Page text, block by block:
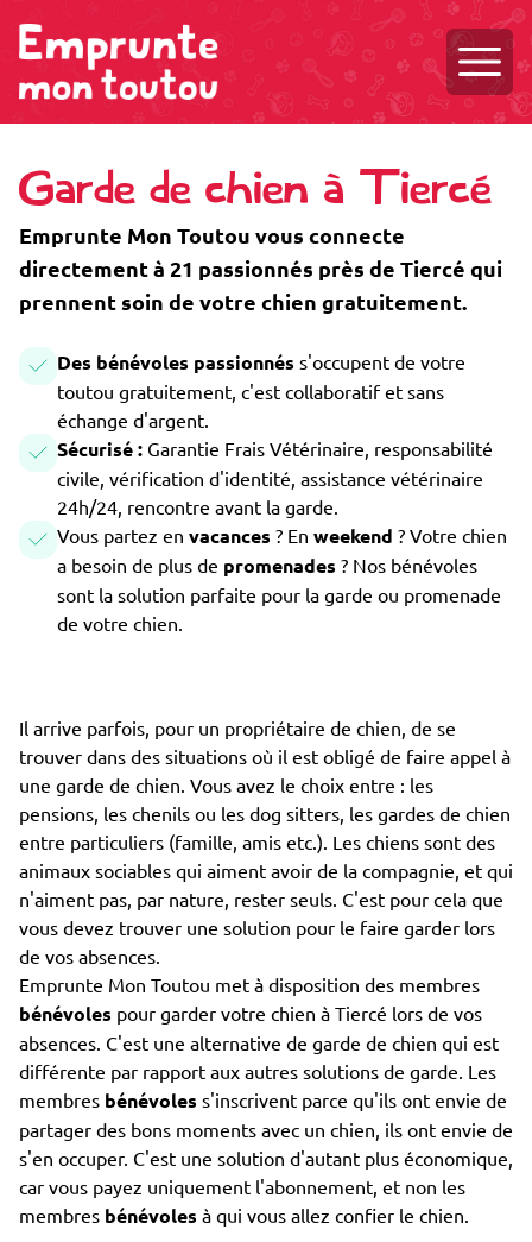
Garde de chien à Tiercé
Emprunte Mon Toutou vous connecte
directement à 21 passionnés près de Tiercé qui
prennent soin de votre chien gratuitement.
Des bénévoles passionnés s'occupent de votre
toutou gratuitement, c'est collaboratif et sans
échange d'argent.
Sécurisé : Garantie Frais Vétérinaire, responsabilité
civile, vérification d'identité, assistance vétérinaire
24h/24, rencontre avant la garde.
Vous partez en vacances ? En weekend ? Votre chien
a besoin de plus de promenades ? Nos bénévoles
sont la solution parfaite pour la garde ou promenade
de votre chien.
Il arrive parfois, pour un propriétaire de chien, de se
trouver dans des situations où il est obligé de faire appel à
une garde de chien. Vous avez le choix entre : les
pensions, les chenils ou les dog sitters, les gardes de chien
entre particuliers (famille, amis etc.). Les chiens sont des
animaux sociables qui aiment avoir de la compagnie, et qui
n'aiment pas, par nature, rester seuls. C'est pour cela que
vous devez trouver une solution pour le faire garder lors
de vos absences.
Emprunte Mon Toutou met à disposition des membres
bénévoles pour garder votre chien à Tiercé lors de vos
absences. C'est une alternative de garde de chien qui est
différente par rapport aux autres solutions de garde. Les
membres bénévoles s'inscrivent parce qu'ils ont envie de
partager des bons moments avec un chien, ils ont envie de
s'en occuper. C'est une solution d'autant plus économique,
car vous payez uniquement l'abonnement, et non les
membres bénévoles à qui vous allez confier le chien.